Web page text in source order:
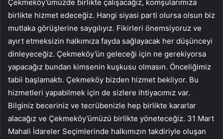
Çekmeköy’ümüzde birlikte çalışacağız, komşularımıza
birlikte hizmet edeceğiz. Hangi siyasi parti olursa olsun biz
mutlaka görüşlerine saygılıyız. Fikirleri önemsiyoruz ve
ayırt etmeksizin halkımıza fayda sağlayacak her düşünceyi
dinleyeceğiz. Çekmeköy’ün geleceği için ne gerekiyorsa
yapacağız bundan kimsenin kuşkusu olmasın. Önceliğimiz
tabii başlamaktı. Çekmeköy bizden hizmet bekliyor. Bu
hizmetleri yapabilmek için de sizlere ihtiyacımız var.
Bilginiz beceriniz ve tecrübenizle hep birlikte kararlar
alacağız ve Çekmeköy’ümüzü birlikte yöneteceğiz. 31 Mart
Mahali İdareler Seçimlerinde halkımızın takdiriyle oluşan